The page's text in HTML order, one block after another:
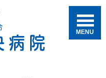
MENU